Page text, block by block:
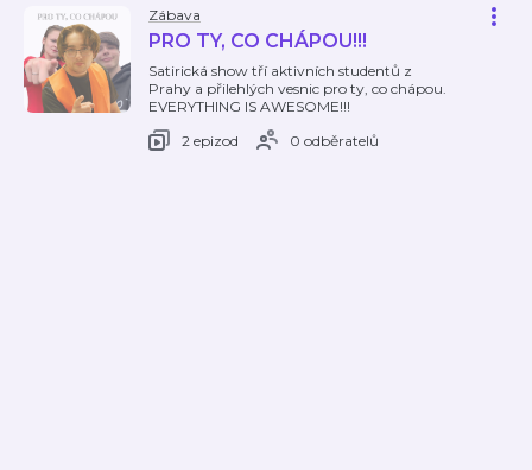
Zábava
PRO TY, CO CHÁPOU!!!
Satirická show tří aktivních studentů z
Prahy a přilehlých vesnic pro ty, co chápou.
EVERYTHING IS AWESOME!!!
2 epizod
0 odběratelů